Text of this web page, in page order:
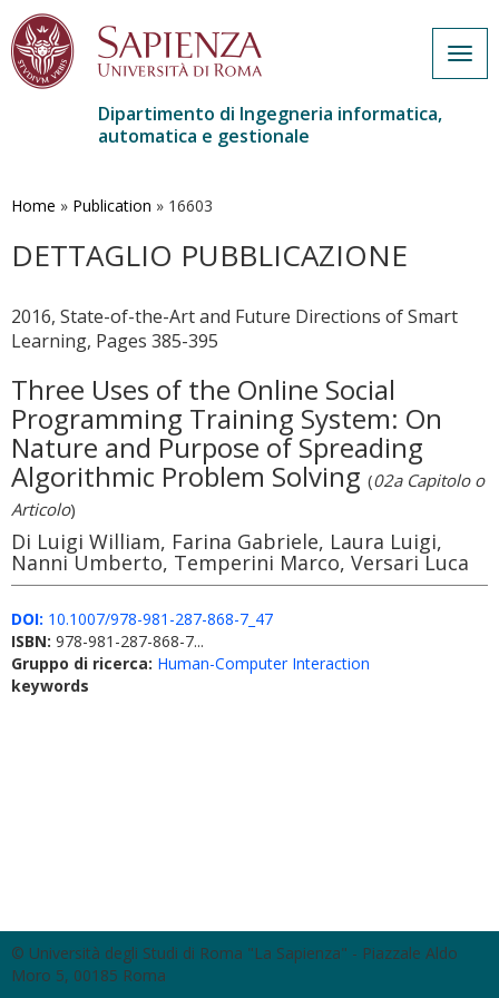
contenuto
Dipartimento di Ingegneria informatica,
automatica e gestionale
Home » Publication » 16603
DETTAGLIO PUBBLICAZIONE
2016, State-of-the-Art and Future Directions of Smart
Learning, Pages 385-395
Three Uses of the Online Social
Programming Training System: On
Nature and Purpose of Spreading
Algorithmic Problem Solving (02a Capitolo o
Articolo)
Di Luigi William, Farina Gabriele, Laura Luigi,
Nanni Umberto, Temperini Marco, Versari Luca
DOI: 10.1007/978-981-287-868-7_47
ISBN: 978-981-287-868-7...
Gruppo di ricerca: Human-Computer Interaction
keywords
© Università degli Studi di Roma "La Sapienza" - Piazzale Aldo
Moro 5, 00185 Roma